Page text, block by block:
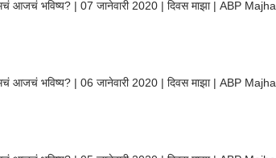
आजचं भविष्य? | 07 जानेवारी 2020 | दिवस माझा | ABP Majha
आजचं भविष्य? | 06 जानेवारी 2020 | दिवस माझा | ABP Majha